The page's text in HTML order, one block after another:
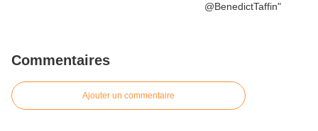
Commentaires
Ajouter un commentaire